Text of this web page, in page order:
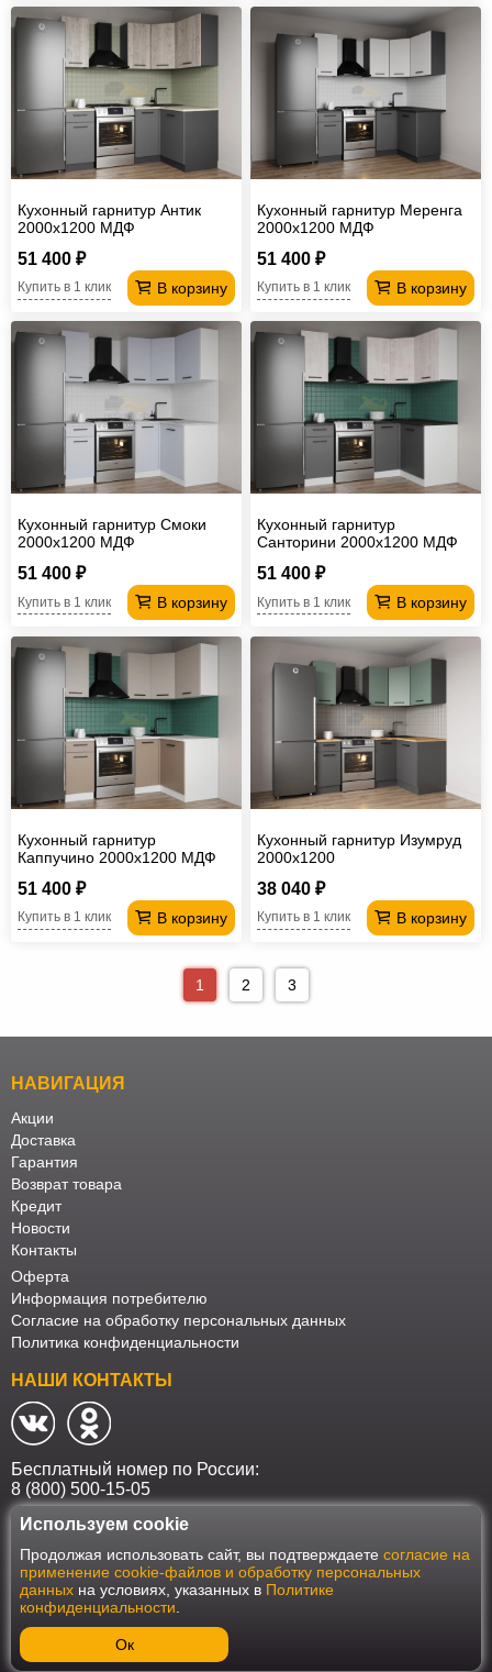
Кухонный гарнитур Антик
2000х1200 МДФ
51 400 ₽
В корзину
Купить в 1 клик
Кухонный гарнитур Меренга
2000х1200 МДФ
51 400 ₽
В корзину
Купить в 1 клик
Кухонный гарнитур Смоки
2000х1200 МДФ
51 400 ₽
В корзину
Купить в 1 клик
Кухонный гарнитур
Санторини 2000х1200 МДФ
51 400 ₽
В корзину
Купить в 1 клик
Кухонный гарнитур
Каппучино 2000х1200 МДФ
51 400 ₽
В корзину
Купить в 1 клик
Кухонный гарнитур Изумруд
2000х1200
38 040 ₽
В корзину
Купить в 1 клик
1 2 3
НАВИГАЦИЯ
Акции
Доставка
Гарантия
Возврат товара
Кредит
Новости
Контакты
Оферта
Информация потребителю
Согласие на обработку персональных данных
Политика конфиденциальности
НАШИ КОНТАКТЫ
Бесплатный номер по России:
8 (800) 500-15-05
Наш интернет-магазин работает в соответствии с требованиями
Федерального закона от 27 июля 2006 года №152-ФЗ "О персональных
данных". Оформить заказ на сайте Мебеласка возможно только при
наличии согласия на обработку Ваших персональных данных. Для
улучшения работы сайта и его взаимодействия с пользователями мы
используем файлы cookie. Продолжая пользоваться сайтом, вы
соглашаетесь с использованием cookie.
Используем cookie
Продолжая использовать сайт, вы подтверждаете согласие на
применение cookie-файлов и обработку персональных
данных на условиях, указанных в Политике
конфиденциальности
Ок